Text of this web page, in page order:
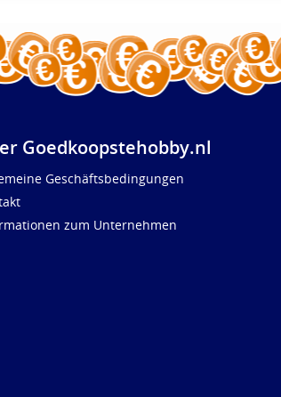
Goedkoopstehobby.nl
Geschäftsbedingungen
zum Unternehmen